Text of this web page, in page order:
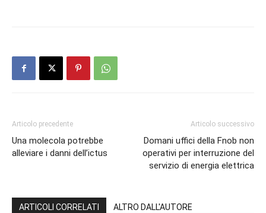
Articolo precedente
Una molecola potrebbe
alleviare i danni dell’ictus
Articolo successivo
Domani uffici della Fnob non
operativi per interruzione del
servizio di energia elettrica
ARTICOLI CORRELATI ALTRO DALL'AUTORE